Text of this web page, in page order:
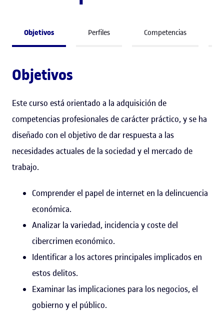
Objetivos Perfiles Competencias
Objetivos
Este curso está orientado a la adquisición de
competencias profesionales de carácter práctico, y se ha
diseñado con el objetivo de dar respuesta a las
necesidades actuales de la sociedad y el mercado de
trabajo.
Comprender el papel de internet en la delincuencia
económica.
Analizar la variedad, incidencia y coste del
cibercrimen económico.
Identificar a los actores principales implicados en
estos delitos.
Examinar las implicaciones para los negocios, el
gobierno y el público.